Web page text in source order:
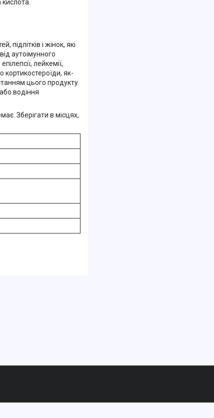
підлітків і жінок, які
аутоімунного
лейкемії,
як-
цього продукту.
водіння
Зберігати в місцях,